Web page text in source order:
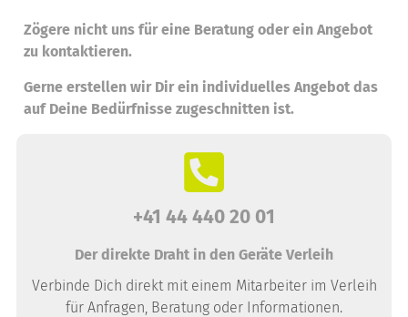
Zögere nicht uns für eine Beratung oder ein Angebot
zu kontaktieren.
Gerne erstellen wir Dir ein individuelles Angebot das
auf Deine Bedürfnisse zugeschnitten ist.
+41 44 440 20 01
Der direkte Draht in den Geräte Verleih
Verbinde Dich direkt mit einem Mitarbeiter im Verleih
für Anfragen, Beratung oder Informationen.